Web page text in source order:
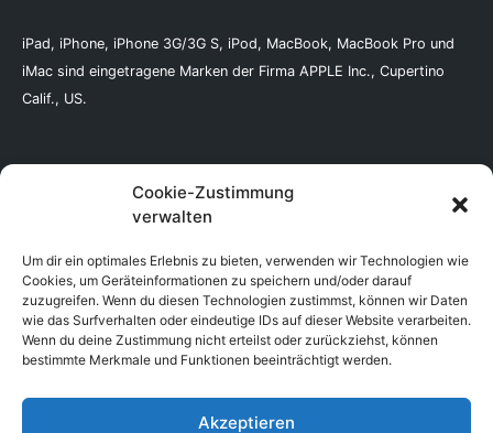
Cookie-Zustimmung
verwalten
Um dir ein optimales Erlebnis zu bieten, verwenden wir Technologien wie
Cookies, um Geräteinformationen zu speichern und/oder darauf
zuzugreifen. Wenn du diesen Technologien zustimmst, können wir Daten
wie das Surfverhalten oder eindeutige IDs auf dieser Website verarbeiten.
Wenn du deine Zustimmung nicht erteilst oder zurückziehst, können
bestimmte Merkmale und Funktionen beeinträchtigt werden.
Akzeptieren
iPad, iPhone, iPhone 3G/3G S, iPod, MacBook, MacBook Pro und
iMac sind eingetragene Marken der Firma APPLE Inc., Cupertino
Calif., US.
Abholservice
Batterienverordnung
AGB
Datenschutzerklärung